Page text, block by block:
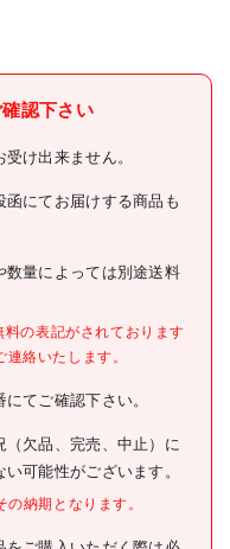
カウンターシンク
業用ハンドル 8mm
H8
合シャンク径(mm):8
長(mm):112
ンドルグリップ赤い部分:
リエチレン(PE)
認下さい
け出来ません。
にてお届けする商品も
数量によっては別途送料
の表記がされております
絡いたします。
てご確認下さい。
欠品、完売、中止）に
可能性がございます。
納期となります。